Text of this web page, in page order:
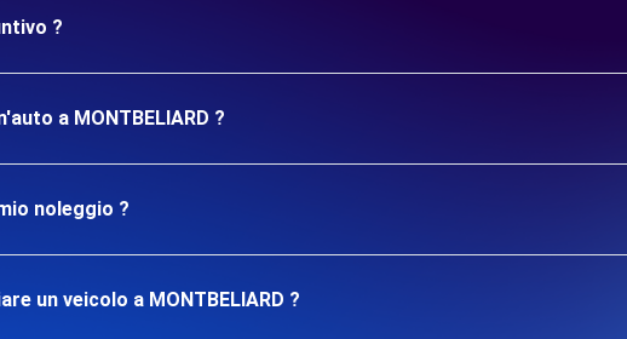
?
a MONTBELIARD ?
noleggio ?
un veicolo a MONTBELIARD ?